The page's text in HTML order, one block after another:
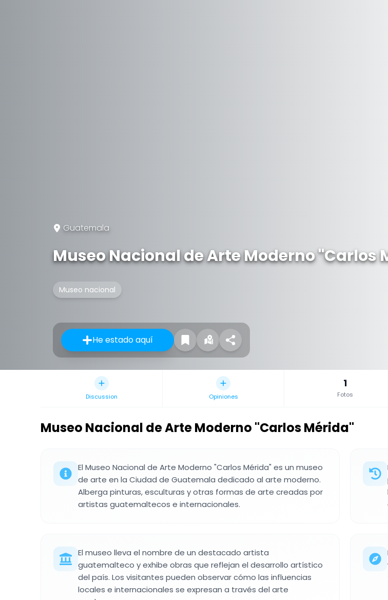
Guatemala
Museo Nacional de Arte Moderno "Carlos
Museo nacional
He estado aquí
Discussion Opiniones
1
Fotos
Museo Nacional de Arte Moderno "Carlos Mérida"
El Museo Nacional de Arte Moderno "Carlos Mérida" es un museo
de arte en la Ciudad de Guatemala dedicado al arte moderno.
Alberga pinturas, esculturas y otras formas de arte creadas por
artistas guatemaltecos e internacionales.
El museo lleva el nombre de un destacado artista
guatemalteco y exhibe obras que reflejan el desarrollo artístico
del país. Los visitantes pueden observar cómo las influencias
locales e internacionales se expresan a través del arte